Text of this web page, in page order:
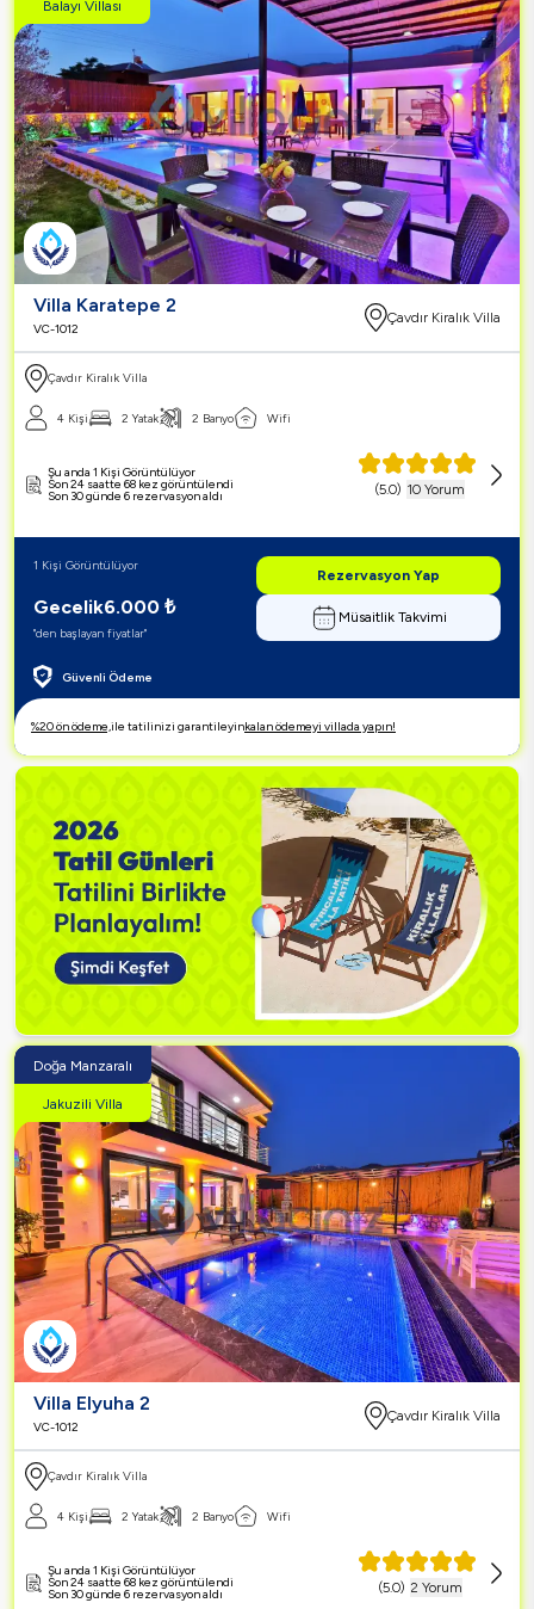
Balayı Villası
Villa Karatepe 2
VC-1012
Çavdır Kiralık Villa
Çavdır Kiralık Villa
4 Kişi 2 Yatak 2 Banyo Wifi
(5.0) 10 Yorum
Şu anda 1 Kişi Görüntülüyor
Son 24 saatte 68 kez görüntülendi
Son 30 günde 6 rezervasyon aldı
Güvenli Ödeme
Gecelik6.000 ₺
"den başlayan fiyatlar"
1 Kişi Görüntülüyor
Rezervasyon Yap
Müsaitlik Takvimi
%20 ön ödeme,ile tatilinizi garantileyinkalan ödemeyi villada yapın!
Doğa Manzaralı
Jakuzili Villa
Villa Elyuha 2
VC-1012
Çavdır Kiralık Villa
Çavdır Kiralık Villa
4 Kişi 2 Yatak 2 Banyo Wifi
(5.0) 2 Yorum
Şu anda 1 Kişi Görüntülüyor
Son 24 saatte 68 kez görüntülendi
Son 30 günde 6 rezervasyon aldı